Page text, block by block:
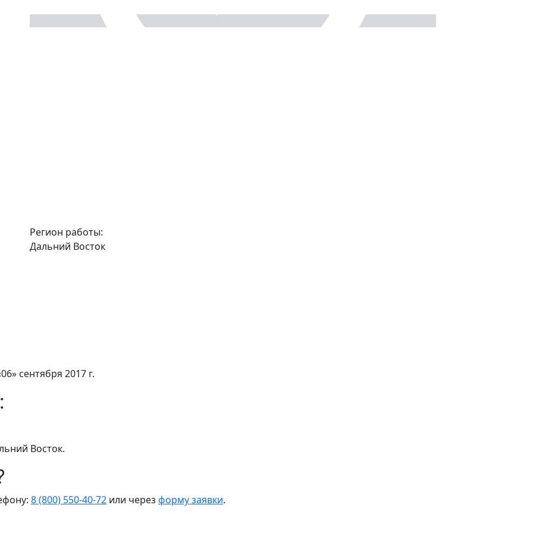
Регион работы:
Дальний Восток
сентября 2017 г.
Восток.
8 (800) 550-40-72 или через форму заявки.